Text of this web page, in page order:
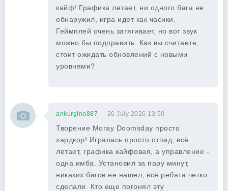
кайф! Графика летает, ни одного бага не
обнаружил, игра идет как часики.
Геймплей очень затягивает, но вот звук
можно бы подправить. Как вы считаете,
стоит ожидать обновлений с новыми
уровнями?
ankurgina887 26 July 2026 13:50
Творение Moray Doomsday просто
хардкор! Игралась просто отпад, всё
летает, графика кайфовая, а управление -
одна имба. Установил за пару минут,
никаких багов не нашел, всё ребята четко
сделали. Кто еще погонял эту